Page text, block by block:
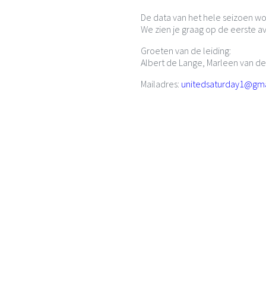
De data van het hele seizoen
We zien je graag op de eerste
Groeten van de leiding:
Albert de Lange, Marleen van
Mailadres: